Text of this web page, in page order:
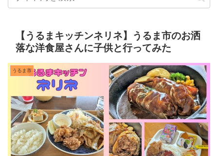
【うるまキッチンネリネ】うるま市のお洒
落な洋食屋さんに子供と行ってみた
うるま市